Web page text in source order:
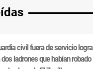
civil fuera de servicio logra
ladrones que habían robado